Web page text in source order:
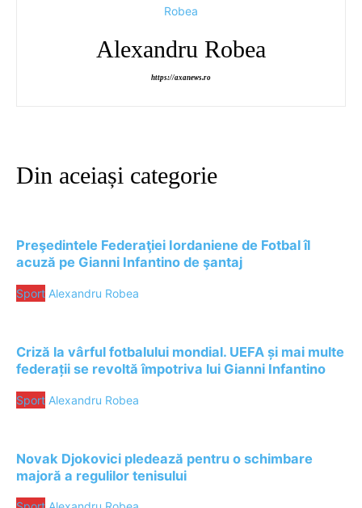
Alexandru Robea
https://axanews.ro
Din aceiași categorie
Preşedintele Federaţiei Iordaniene de Fotbal îl
acuză pe Gianni Infantino de şantaj
Sport Alexandru Robea
Criză la vârful fotbalului mondial. UEFA și mai multe
federații se revoltă împotriva lui Gianni Infantino
Sport Alexandru Robea
Novak Djokovici pledează pentru o schimbare
majoră a regulilor tenisului